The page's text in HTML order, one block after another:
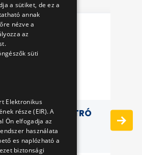
- PANDA METRÓ
a sütiket, de ez a
annak
nézve a
az
süti
Elektronikus
része (EIR). A
Ön elfogadja az
használata
es naplózható a
biztonsági